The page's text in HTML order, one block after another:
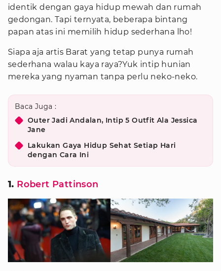
identik dengan gaya hidup mewah dan rumah
gedongan. Tapi ternyata, beberapa bintang
papan atas ini memilih hidup sederhana lho!
Siapa aja artis Barat yang tetap punya rumah
sederhana walau kaya raya?Yuk intip hunian
mereka yang nyaman tanpa perlu neko-neko.
Baca Juga :
Outer Jadi Andalan, Intip 5 Outfit Ala Jessica
Jane
Lakukan Gaya Hidup Sehat Setiap Hari
dengan Cara Ini
1. Robert Pattinson